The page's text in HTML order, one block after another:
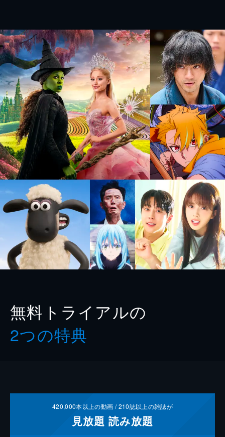
無料トライアルの
2つの特典
420,000本以上の動画 /210誌以上の雑誌が
見放題 読み放題